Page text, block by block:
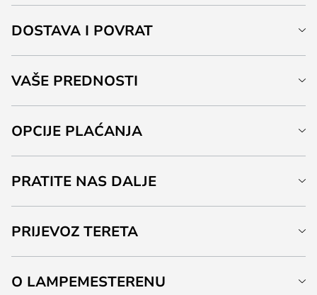
DOSTAVA I POVRAT
VAŠE PREDNOSTI
OPCIJE PLAĆANJA
PRATITE NAS DALJE
PRIJEVOZ TERETA
O LAMPEMESTERENU